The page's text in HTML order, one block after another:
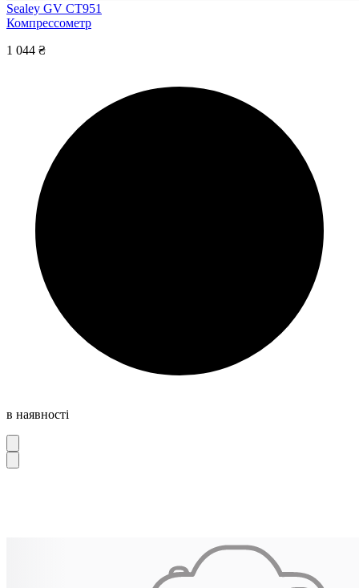
Sealey GV CT951
Компрессометр
1 044 ₴
в наявності